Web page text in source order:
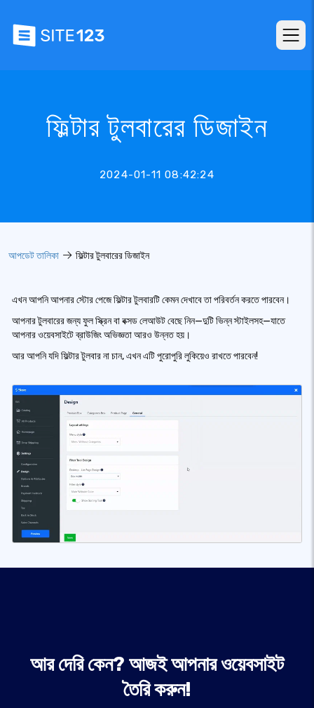
ফিল্টার টুলবারের ডিজাইন
2024-01-11 08:42:24
আপডেট তালিকা ফিল্টার টুলবারের ডিজাইন
এখন আপনি আপনার স্টোর পেজে ফিল্টার টুলবারটি কেমন দেখাবে তা পরিবর্তন করতে পারবেন।
আপনার টুলবারের জন্য ফুল স্ক্রিন বা বক্সড লেআউট বেছে নিন—দুটি ভিন্ন স্টাইলসহ—যাতে
আপনার ওয়েবসাইটে ব্রাউজিং অভিজ্ঞতা আরও উন্নত হয়।
আর আপনি যদি ফিল্টার টুলবার না চান, এখন এটি পুরোপুরি লুকিয়েও রাখতে পারবেন!
আর দেরি কেন? আজই আপনার ওয়েবসাইট
তৈরি করুন!